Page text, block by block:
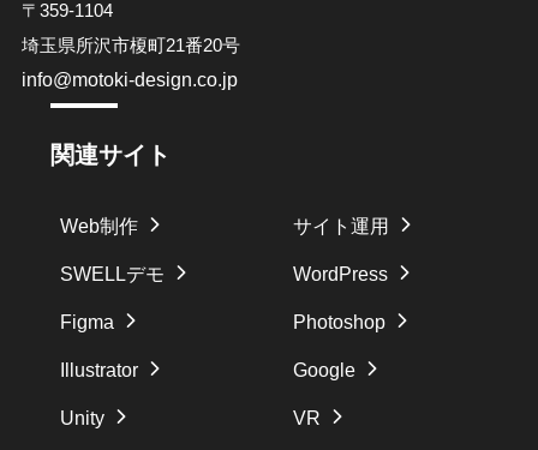
〒359-1104
埼玉県所沢市榎町21番20号
info@motoki-design.co.jp
関連サイト
Web制作 サイト運用
SWELLデモ WordPress
Figma Photoshop
Illustrator Google
Unity VR